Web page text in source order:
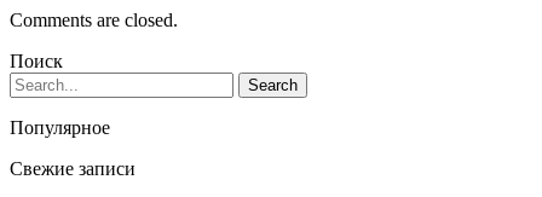
Comments are closed.
Поиск
Популярное
Свежие записи